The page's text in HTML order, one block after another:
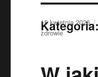
Data
publikacji
15 kwietnia 2026
Kategorie
zdrowie